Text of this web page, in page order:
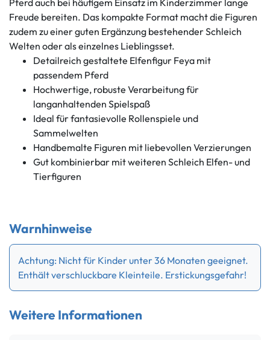
Pferd auch bei häufigem Einsatz im Kinderzimmer lange
Freude bereiten. Das kompakte Format macht die Figuren
zudem zu einer guten Ergänzung bestehender Schleich
Welten oder als einzelnes Lieblingsset.
Detailreich gestaltete Elfenfigur Feya mit
passendem Pferd
Hochwertige, robuste Verarbeitung für
langanhaltenden Spielspaß
Ideal für fantasievolle Rollenspiele und
Sammelwelten
Handbemalte Figuren mit liebevollen Verzierungen
Gut kombinierbar mit weiteren Schleich Elfen- und
Tierfiguren
Warnhinweise
Achtung: Nicht für Kinder unter 36 Monaten geeignet.
Enthält verschluckbare Kleinteile. Erstickungsgefahr!
Weitere Informationen